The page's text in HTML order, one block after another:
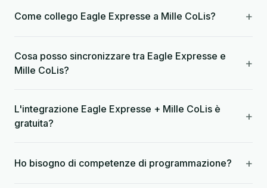
Come collego Eagle Expresse a Mille CoLis? +
Cosa posso sincronizzare tra Eagle Expresse e
Mille CoLis?
+
L'integrazione Eagle Expresse + Mille CoLis è
gratuita?
+
Ho bisogno di competenze di programmazione? +